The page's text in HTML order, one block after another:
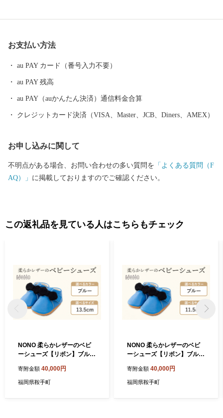
お支払い方法
au PAY カード（番号入力不要）
au PAY 残高
au PAY（auかんたん決済）通信料金合算
クレジットカード決済（VISA、Master、JCB、Diners、AMEX）
お申し込みに関して
不明点がある場合、お問い合わせの多い質問を 「よくある質問（F
AQ）」 に掲載しておりますのでご確認ください。
この返礼品を見ている人はこちらもチェック
NONO 柔らかレザーのベビ
ーシューズ【リボン】ブルー
定(土日祝除く)》ノノ メゾン
ドウエノ 靴 子供靴 ピッグレ
寄附金額 40,000円
福岡県鞍手町
NONO 柔らかレザーのベビ
ーシューズ【リボン】ブルー
定(土日祝除く)》ノノ メゾン
ドウエノ 靴 子供靴 ピッグレ
寄附金額 40,000円
福岡県鞍手町